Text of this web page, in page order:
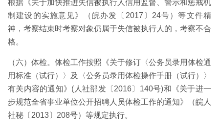
根据《关于加快推进失信被执行人信用监督、警示和惩戒机
制建设的实施意见》（皖办发〔2017〕24号）等文件精
神，考察结束时考察对象仍属于失信被执行人的，考察不合
格。
（六）体检。体检工作按照《关于修订〈公务员录用体检通
用标准（试行）〉及〈公务员录用体检操作手册（试行）〉
有关内容的通知》(人社部发〔2016〕140号)和《关于进一
步规范全省事业单位公开招聘人员体检工作的通知》（皖人
社秘〔2013〕208号）等规定执行。